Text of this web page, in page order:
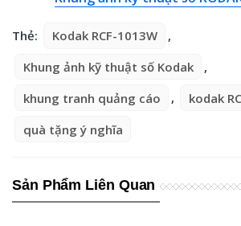
Thẻ: Kodak RCF-1013W
,
Khung ảnh kỹ thuật số Kodak
,
khung tranh quảng cáo
, kodak
quà tặng ý nghĩa
Sản Phẩm Liên Quan